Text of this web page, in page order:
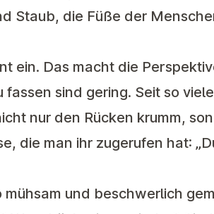
Staub, die Füße der
ein. Das macht die
fassen sind gering. Seit so
nur den Rücken krumm,
die man ihr zugerufen hat:
mühsam und beschwerlich